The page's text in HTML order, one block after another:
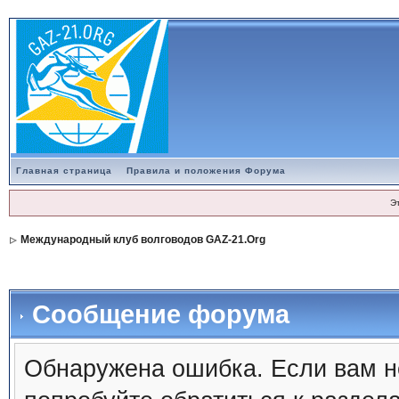
Главная страница Правила и положения Форума
Международный клуб волговодов GAZ-21.Org
Сообщение форума
Обнаружена ошибка. Если вам